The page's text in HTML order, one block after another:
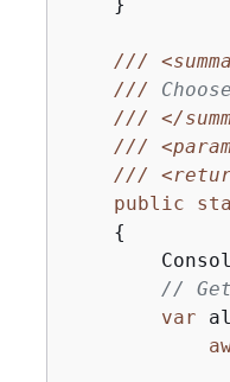
///
///
///
</
///
///
public
{
//
var